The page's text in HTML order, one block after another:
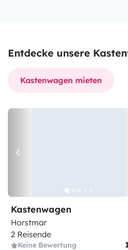
Entdecke unsere
Kastenwagen mieten
Kastenwagen
Horstmar
2 Reisende
Keine Bewertung